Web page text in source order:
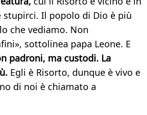
stupirci. Il popolo di Dio è più
che vediamo. Non
sottolinea papa Leone. E
padroni, ma custodi. La
Egli è Risorto, dunque è vivo e
di noi è chiamato a